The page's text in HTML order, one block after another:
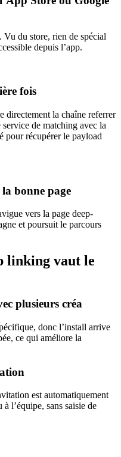
Vu du store, rien de spécial
depuis l’app.
fois
directement la chaîne referrer
de matching avec la
pour récupérer le payload
bonne page
vers la page deep-
et poursuit le parcours
linking vaut le
plusieurs créa
donc l’install arrive
ce qui améliore la
est automatiquement
l’équipe, sans saisie de